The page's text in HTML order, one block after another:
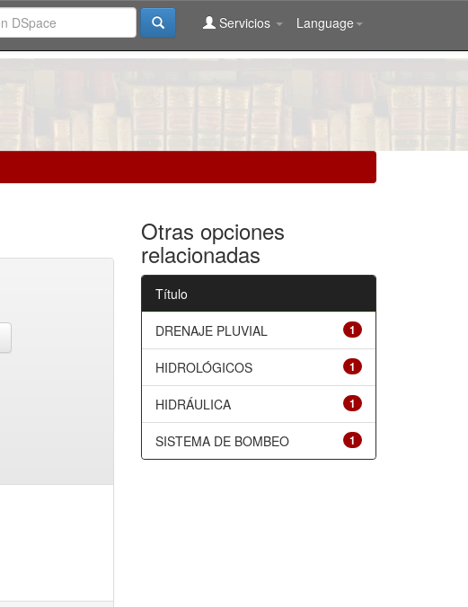
Language
Servicios
Otras opciones
relacionadas
Título
1
DRENAJE PLUVIAL
1
HIDROLÓGICOS
1
HIDRÁULICA
1
SISTEMA DE BOMBEO